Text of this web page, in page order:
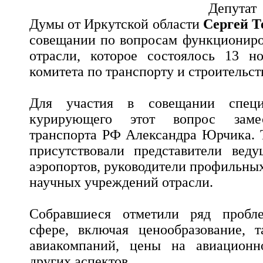
Думы от Иркутской области Сергей
совещании по вопросам
отрасли, которое состоялось 13
комитета по транспорту и
Для участия в совещании
курирующего этот вопрос
транспорта РФ Александра Юрчика.
присутствовали представители
аэропортов, руководители
научных учреждений отрасли.
Собравшиеся отметили ряд
сфере, включая ценообразование,
авиакомпаний, цены на